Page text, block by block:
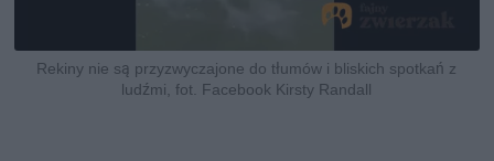
Rekiny nie są przyzwyczajone do tłumów i bliskich spotkań z
ludźmi, fot. Facebook Kirsty Randall